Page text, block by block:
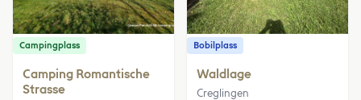
Campingplass
Camping Romantische
Strasse
Bobilplass
Waldlage
Creglingen